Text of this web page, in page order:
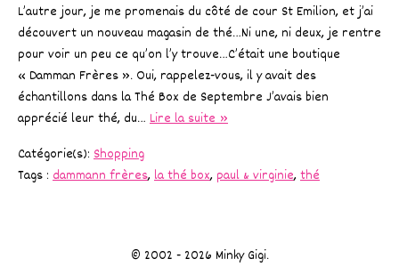
L’autre jour, je me promenais du côté de cour St Emilion, et j’ai
découvert un nouveau magasin de thé…Ni une, ni deux, je rentre
pour voir un peu ce qu’on l’y trouve…C’était une boutique
« Damman Frères ». Oui, rappelez-vous, il y avait des
échantillons dans la Thé Box de Septembre J’avais bien
apprécié leur thé, du… Lire la suite »
Catégorie(s): Shopping
Tags : dammann frères,la thé box, paul & virginie,thé
© 2002 - 2026 Minky Gigi.